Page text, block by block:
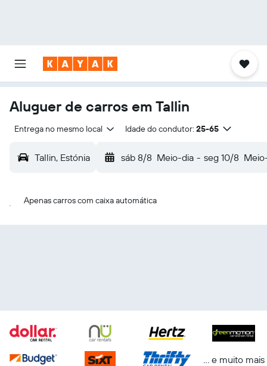
Aluguer de carros em Tallin
Entrega no mesmo local Idade do condutor: 25-65
Tallin, Estónia sáb 8/8 Meio-dia - seg 10/8
Apenas carros com caixa automática
... e muito mais